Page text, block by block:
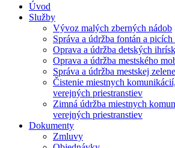
Úvod
Služby
Vývoz malých zberných nádob
Správa a údržba fontán a picích
Oprava a údržba detských
Oprava a údržba mestského
Správa a údržba mestskej zelene
Čistenie miestnych
verejných priestranstiev
Zimná údržba miestnych
verejných priestranstiev
Dokumenty
Zmluvy